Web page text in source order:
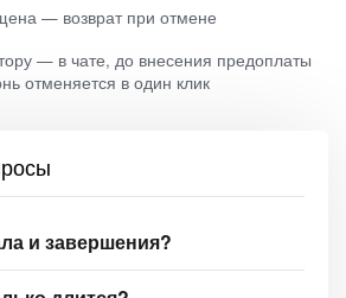
— возврат при отмене
— в чате, до внесения предоплаты
отменяется в один клик
и завершения?